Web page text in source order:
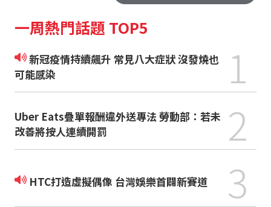
一周熱門話題 TOP5
新冠疫情持續飆升 常見八大症狀 沒發燒也
可能感染
1
Uber Eats疊單報酬違外送專法 勞動部：若未
改善將按人連續開罰
2
HTC打造虛擬偶像 台灣娛樂首闢新賽道 3